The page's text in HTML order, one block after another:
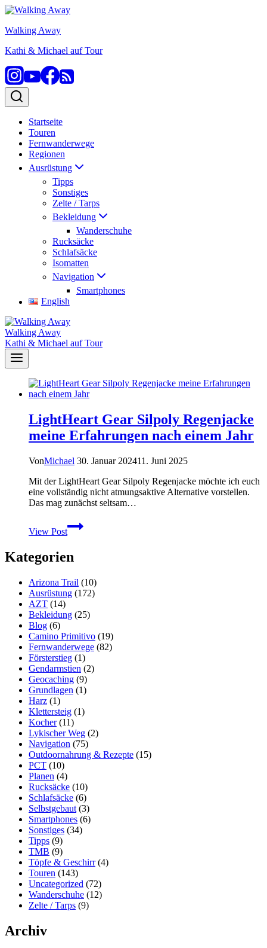
Zum
springen
Walking Away
Kathi & Michael auf Tour
Startseite
Touren
Fernwanderwege
Regionen
Ausrüstung
Tipps
Sonstiges
Zelte / Tarps
Bekleidung
Wanderschuhe
Rucksäcke
Schlafsäcke
Isomatten
Navigation
Smartphones
English
Walking Away
Kathi & Michael auf Tour
LightHeart Gear Silpoly Regenjacke
meine Erfahrungen nach einem Jahr
VonMichael 30. Januar 202411. Juni 2025
Mit der LightHeart Gear Silpoly Regenjacke möchte ich euch
eine vollständig nicht atmungsaktive Alternative vorstellen.
Das mag zunächst seltsam…
View Post
LightHeart
Gear
Regenjacke
nach
einem
Kategorien
Arizona Trail (10)
Ausrüstung (172)
AZT (14)
Bekleidung (25)
Blog (6)
Camino Primitivo (19)
Fernwanderwege (82)
Försterstieg (1)
Gendarmstien (2)
Geocaching (9)
Grundlagen (1)
Harz (1)
Klettersteig (1)
Kocher(11)
Lykischer Weg (2)
Navigation (75)
Outdoornahrung & Rezepte (15)
PCT (10)
Planen (4)
Rucksäcke (10)
Schlafsäcke (6)
Selbstgebaut (3)
Smartphones (6)
Sonstiges (34)
Tipps (9)
TMB (9)
Töpfe & Geschirr(4)
Touren (143)
Uncategorized (72)
Wanderschuhe (12)
Zelte / Tarps (9)
Archiv